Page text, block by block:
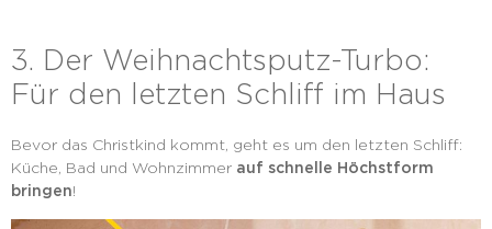
3. Der Weihnachtsputz-Turbo:
Für den letzten Schliff im Haus
Bevor das Christkind kommt, geht es um den letzten Schliff:
Küche, Bad und Wohnzimmer auf schnelle Höchstform
bringen!